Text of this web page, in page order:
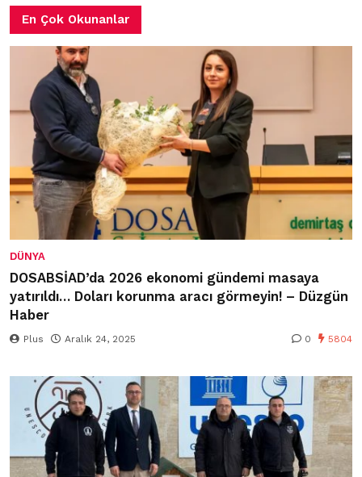
En Çok Okunanlar
DÜNYA
DOSABSİAD’da 2026 ekonomi gündemi masaya
yatırıldı… Doları korunma aracı görmeyin! – Düzgün
Haber
Plus Aralık 24, 2025 0 5804